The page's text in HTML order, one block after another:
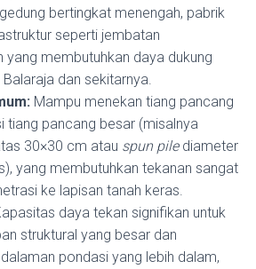
bertingkat menengah, pabrik
seperti jembatan
yang membutuhkan daya dukung
dan sekitarnya.
Mampu menekan tiang pancang
tiang pancang besar (misalnya
30×30 cm atau spun pilediameter
yang membutuhkan tekanan sangat
ke lapisan tanah keras.
daya tekan signifikan untuk
struktural yang besar dan
pondasi yang lebih dalam,